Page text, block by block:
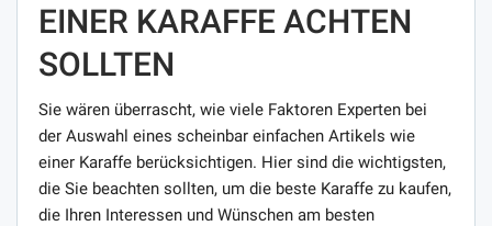
EINER KARAFFE ACHTEN
SOLLTEN
Sie wären überrascht, wie viele Faktoren Experten bei
der Auswahl eines scheinbar einfachen Artikels wie
einer Karaffe berücksichtigen. Hier sind die wichtigsten,
die Sie beachten sollten, um die beste Karaffe zu kaufen,
die Ihren Interessen und Wünschen am besten